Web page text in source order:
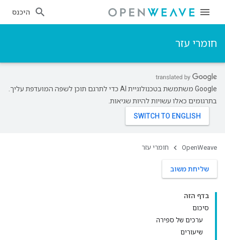
היכנס
חומרי עזר
‫Google משתמשת בטכנולוגיית AI כדי לתרגם תוכן לשפה המועדפת עליך.
בתרגומים כאלו עשויות להיות שגיאות.
OpenWeave חומרי עזר
שליחת משוב
בדף הזה
סיכום
ערכים של ספירה
שיעורים